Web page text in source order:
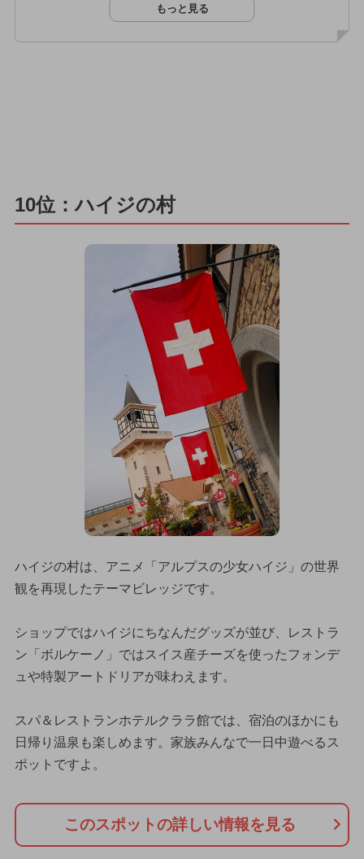
もっと見る
10位：ハイジの村
ハイジの村は、アニメ「アルプスの少女ハイジ」の世界
観を再現したテーマビレッジです。
ショップではハイジにちなんだグッズが並び、レストラ
ン「ボルケーノ」ではスイス産チーズを使ったフォンデ
ュや特製アートドリアが味わえます。
スパ＆レストランホテルクララ館では、宿泊のほかにも
日帰り温泉も楽しめます。家族みんなで一日中遊べるス
ポットですよ。
このスポットの詳しい情報を見る